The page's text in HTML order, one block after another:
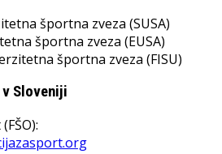
športna zveza (SUSA)
športna zveza (EUSA)
športna zveza (FISU)
Sloveniji